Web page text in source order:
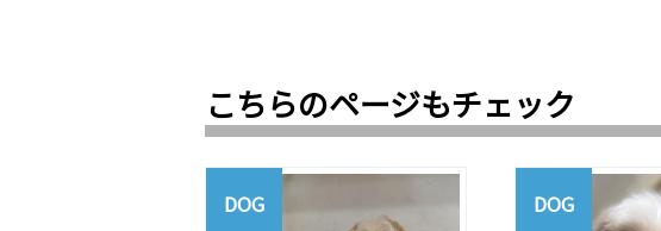
こちらのページもチェック
DOG DOG